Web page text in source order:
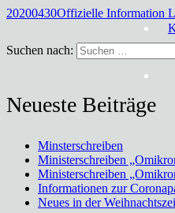
20200430Offizielle Information
Suchen nach:
Neueste Beiträge
Minsterschreiben
Ministerschreiben
Ministerschreiben
Informationen zur
Neues in der